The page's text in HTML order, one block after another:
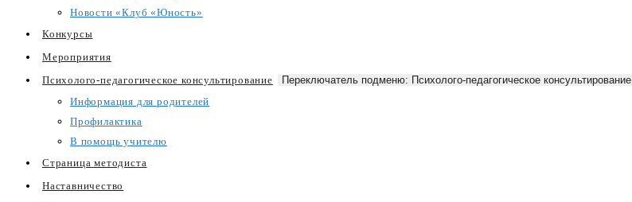
Новости «Клуб «Юность»
Конкурсы
Мероприятия
Психолого-педагогическое консультирование
Переключатель подменю: Психолого-педагогическое консультирование
Информация для родителей
Профилактика
В помощь учителю
Страница методиста
Наставничество